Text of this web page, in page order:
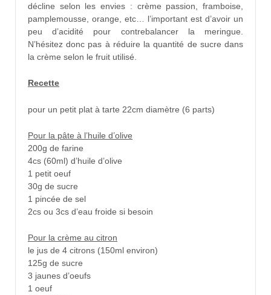
décline selon les envies : crème passion, framboise,
pamplemousse, orange, etc… l’important est d’avoir un
peu d’acidité pour contrebalancer la meringue.
N’hésitez donc pas à réduire la quantité de sucre dans
la crème selon le fruit utilisé.
Recette
pour un petit plat à tarte 22cm diamètre (6 parts)
Pour la pâte à l’huile d’olive
200g de farine
4cs (60ml) d’huile d’olive
1 petit oeuf
30g de sucre
1 pincée de sel
2cs ou 3cs d’eau froide si besoin
Pour la crème au citron
le jus de 4 citrons (150ml environ)
125g de sucre
3 jaunes d’oeufs
1 oeuf